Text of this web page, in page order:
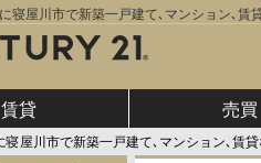
寝屋川市で新築一戸建て､マンション､賃
賃貸 売買
寝屋川市で新築一戸建て､マンション､賃